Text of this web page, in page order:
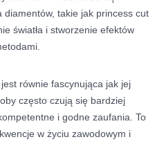
takie jak princess cut
światła i stworzenie efektów
równie fascynująca jak jej
często czują się bardziej
i godne zaufania. To
w życiu zawodowym i